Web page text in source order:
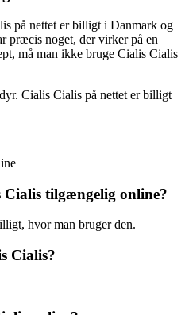
på nettet er billigt i Danmark og
præcis noget, der virker på en
må man ikke bruge Cialis Cialis
Cialis Cialis på nettet er billigt
tilgængelig online?
hvor man bruger den.
Cialis?